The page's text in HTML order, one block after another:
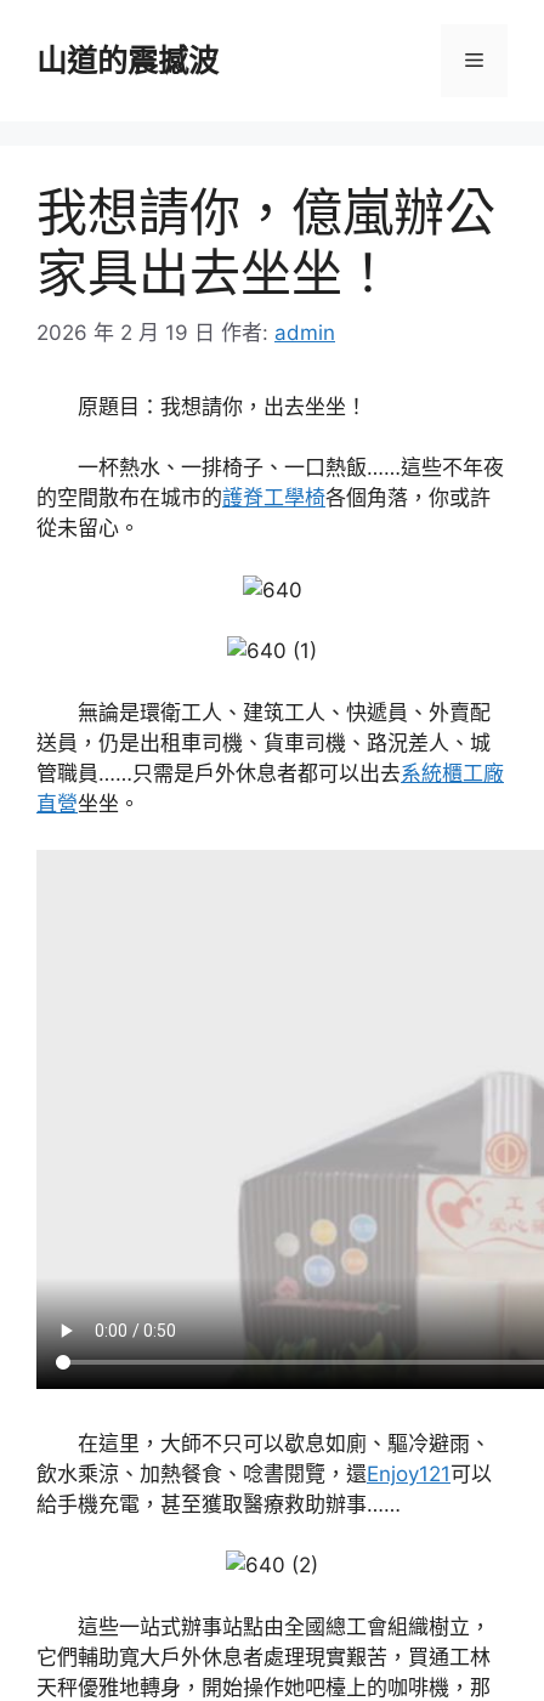
山道的震撼波 選
我想請你，億嵐辦公
家具出去坐坐！
2026 年 2 月 19 日 作者: admin
原題目：我想請你，出去坐坐！
一杯熱水、一排椅子、一口熱飯……這些不年夜
的空間散布在城市的護脊工學椅各個角落，你或許
從未留心。
無論是環衛工人、建筑工人、快遞員、外賣配
送員，仍是出租車司機、貨車司機、路況差人、城
管職員……只需是戶外休息者都可以出去系統櫃工廠
直營坐坐。
在這里，大師不只可以歇息如廁、驅冷避雨、
飲水乘涼、加熱餐食、唸書閱覽，還Enjoy121可以
給手機充電，甚至獲取醫療救助辦事……
這些一站式辦事站點由全國總工會組織樹立，
它們輔助寬大戶外休息者處理現實艱苦，買通工林
天秤優雅地轉身，開始操作她吧檯上的咖啡機，那